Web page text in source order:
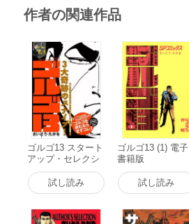
作者の関連作品
ゴルゴ13 スタート
アップ・セレクシ
ョン ゴルゴ13 3大
奇跡のスナイプ!
電子書籍版
試し読み
ゴルゴ13 (1) 電子
書籍版
試し読み